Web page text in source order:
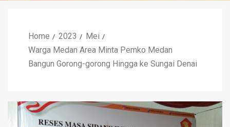
Home 2023
Mei
Warga Medan Area Minta Pemko Medan
Bangun Gorong-gorong Hingga ke Sungai Denai